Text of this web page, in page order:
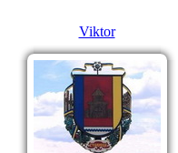
Viktor